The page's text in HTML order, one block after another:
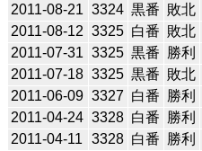
2011-08-21 3324 黒番 敗北
2011-08-12 3325 白番 敗北
2011-07-31 3325 黒番 勝利
2011-07-18 3325 黒番 敗北
2011-06-09 3327 白番 勝利
2011-04-24 3328 白番 勝利
2011-04-11
3328 白番 勝利